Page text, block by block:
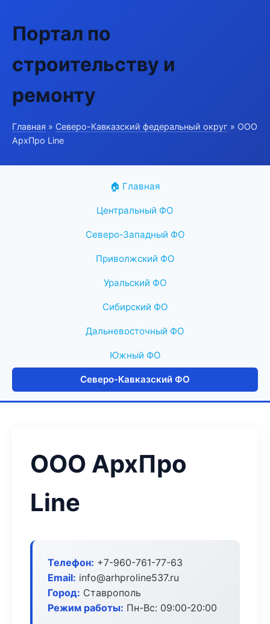
Портал по
строительству и
ремонту
Главная » Северо-Кавказский федеральный округ » ООО
АрхПро Line
🏠 Главная
Центральный ФО
Северо-Западный ФО
Приволжский ФО
Уральский ФО
Сибирский ФО
Дальневосточный ФО
Южный ФО
Северо-Кавказский ФО
ООО АрхПро
Line
Телефон: +7-960-761-77-63
Email: info@arhproline537.ru
Город: Ставрополь
Режим работы: Пн-Вс: 09:00-20:00